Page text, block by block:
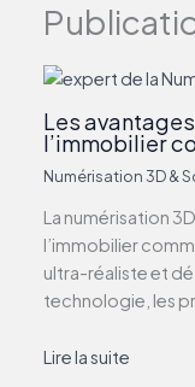
Les
l’immobilier
Numérisation 3D &
La numérisation
l’immobilier
ultra-réaliste et
technologie, les
Lire la suite